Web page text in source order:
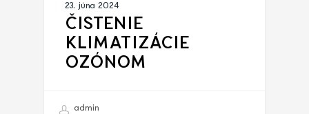
23. júna 2024
ČISTENIE
KLIMATIZÁCIE
OZÓNOM
admin